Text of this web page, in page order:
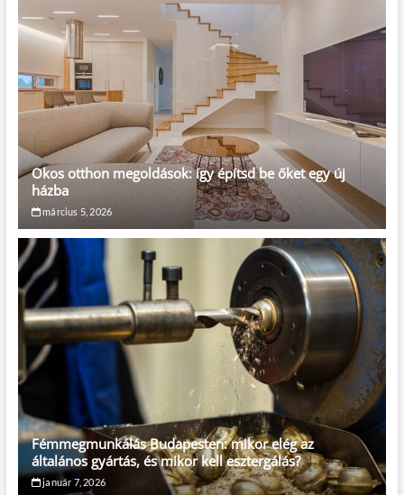
Okos otthon megoldások: így építsd be őket egy új
házba
március 5, 2026
Fémmegmunkálás Budapesten: mikor elég az
általános gyártás, és mikor kell esztergálás?
január 7, 2026